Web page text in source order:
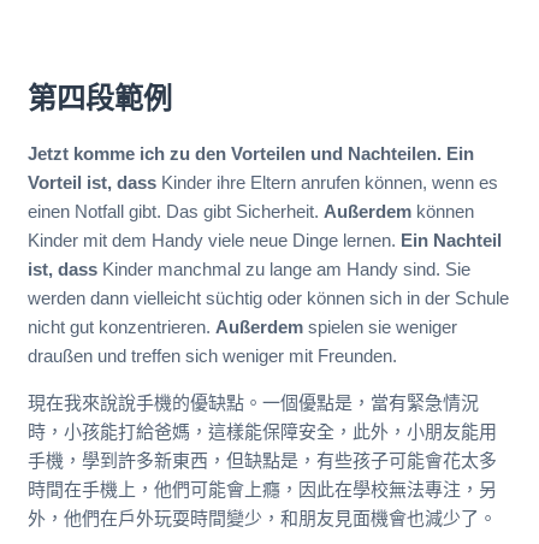
第四段範例
Jetzt komme ich zu den Vorteilen und Nachteilen. Ein
Vorteil ist, dass Kinder ihre Eltern anrufen können, wenn es
einen Notfall gibt. Das gibt Sicherheit. Außerdem können
Kinder mit dem Handy viele neue Dinge lernen. Ein Nachteil
ist, dass Kinder manchmal zu lange am Handy sind. Sie
werden dann vielleicht süchtig oder können sich in der Schule
nicht gut konzentrieren. Außerdemspielen sie weniger
draußen und treffen sich weniger mit Freunden.
現在我來說說手機的優缺點。一個優點是，當有緊急情況
時，小孩能打給爸媽，這樣能保障安全，此外，小朋友能用
手機，學到許多新東西，但缺點是，有些孩子可能會花太多
時間在手機上，他們可能會上癮，因此在學校無法專注，另
外，他們在戶外玩耍時間變少，和朋友見面機會也減少了。